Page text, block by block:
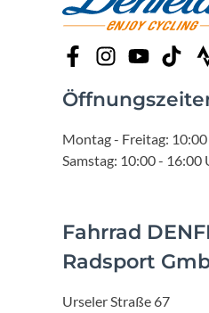
Montag - Freitag:
Samstag: 10:00 - 16:00
Fahrrad
Radsport
Urseler Straße 67